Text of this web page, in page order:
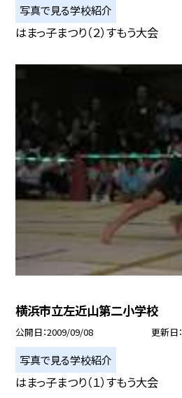
写真で見る学校紹介
はまっ子まつり（２）すもう大会
横浜市立左近山第二小学校
公開日 2009/09/08 更新日
写真で見る学校紹介
はまっ子まつり（１）すもう大会